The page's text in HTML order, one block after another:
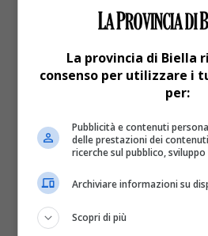
Ecco perché
la festa di
Abbiamo sperato fino
una soluzione che potesse
sostenibile la terza edizione
Cisterna anche senza il...
La provincia di Biella
consenso per utilizzare i
per:
Pubblicità e contenuti
delle prestazioni dei
ricerche sul pubblico,
Archiviare informazioni su
Scopri di più